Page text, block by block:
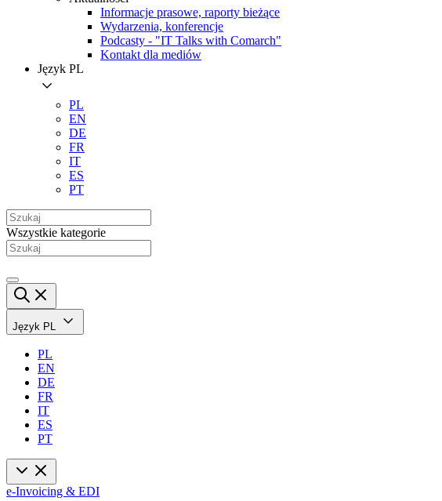
Informacje prasowe, raporty bieżące
Wydarzenia, konferencje
Podcasty - "IT Talks with Comarch"
Kontakt dla mediów
Język PL
PL
EN
DE
FR
IT
ES
PT
Wszystkie kategorie
Język PL
PL
EN
DE
FR
IT
ES
PT
e-Invoicing & EDI